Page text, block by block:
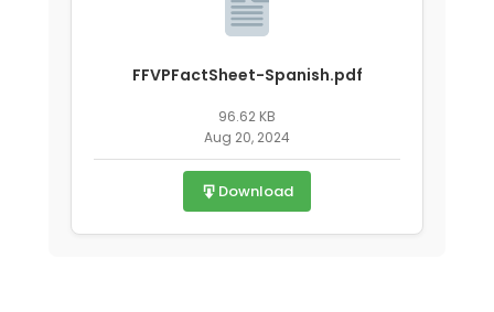
FFVPFactSheet-Spanish.pdf
96.62 KB
Aug 20, 2024
Download